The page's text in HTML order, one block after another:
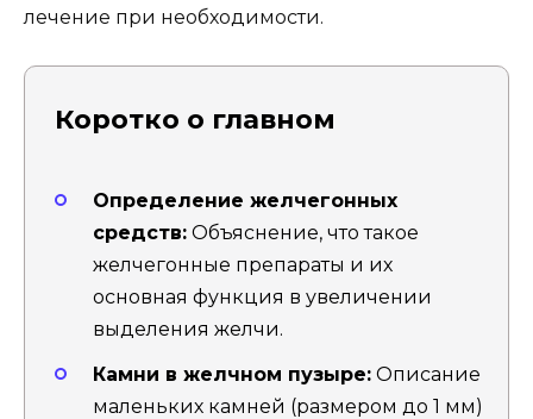
лечение при необходимости.
Коротко о главном
Определение желчегонных
средств: Объяснение, что такое
желчегонные препараты и их
основная функция в увеличении
выделения желчи.
Камни в желчном пузыре: Описание
маленьких камней (размером до 1 мм)